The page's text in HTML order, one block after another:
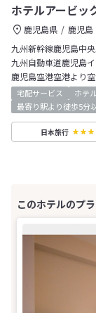
ホテルアービッ
鹿児島県 鹿児島
九州新幹線鹿児島中
九州自動車道鹿児島
鹿児島空港空港より
宅配サービス ホテ
最寄り駅より徒歩5分
日本旅行